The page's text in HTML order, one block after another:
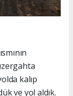
kalıp
ve yol aldık.